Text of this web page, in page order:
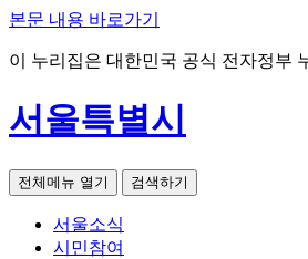
본문 내용 바로가기
이 누리집은 대한민국 공식 전자정부
서울특별시
전체메뉴 열기 검색하기
서울소식
시민참여